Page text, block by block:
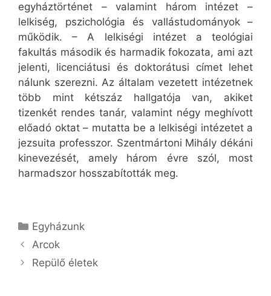
egyháztörténet – valamint három intézet –
lelkiség, pszichológia és vallástudományok –
működik. – A lelkiségi intézet a teológiai
fakultás második és harmadik fokozata, ami azt
jelenti, licenciátusi és doktorátusi címet lehet
nálunk szerezni. Az általam vezetett intézetnek
több mint kétszáz hallgatója van, akiket
tizenkét rendes tanár, valamint négy meghívott
előadó oktat – mutatta be a lelkiségi intézetet a
jezsuita professzor. Szentmártoni Mihály dékáni
kinevezését, amely három évre szól, most
harmadszor hosszabították meg.
Kategória
Egyházunk
Arcok
Repülő életek